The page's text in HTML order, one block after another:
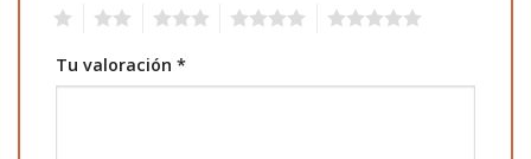
Tu valoración *